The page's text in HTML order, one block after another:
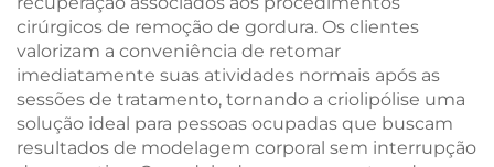
cirúrgicos de remoção de gordura. Os clientes
valorizam a conveniência de retomar
imediatamente suas atividades normais após as
sessões de tratamento, tornando a criolipólise uma
solução ideal para pessoas ocupadas que buscam
resultados de modelagem corporal sem interrupção